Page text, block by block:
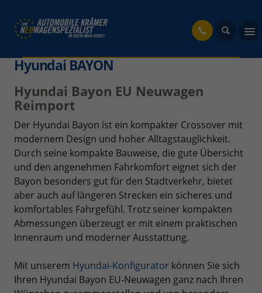
Hyundai BAYON
Hyundai Bayon EU Neuwagen
Reimport
Der Hyundai Bayon ist ein kompakter Crossover mit
modernem Design und hoher Alltagstauglichkeit.
Durch seine kompakte Bauweise, die gute Übersicht
und den angenehmen Fahrkomfort eignet sich der
Bayon besonders gut für den Stadtverkehr, bietet
aber auch auf längeren Strecken ein sicheres und
komfortables Fahrgefühl. Trotz seiner kompakten
Abmessungen überzeugt er mit einem praktischen
Innenraum und moderner Ausstattung.
Mit unserem Hyundai-Konfigurator können Sie sich
Ihren Hyundai Bayon EU-Neuwagen ganz nach Ihren